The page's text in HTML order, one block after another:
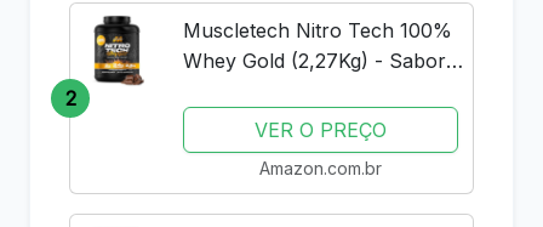
2
Muscletech Nitro Tech 100%
Whey Gold (2,27Kg) - Sabor
Muscle TechVER O PREÇO
Amazon.com.br